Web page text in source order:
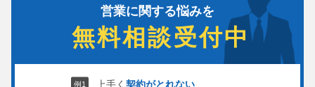
営業に関する悩みを
無料相談受付中
上手く契約がとれない